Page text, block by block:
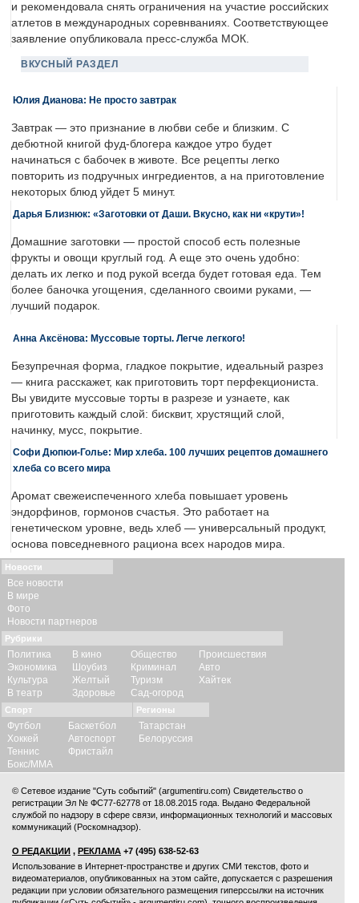
и рекомендовала снять ограничения на участие российских
атлетов в международных соревнваниях. Соответствующее
заявление опубликовала пресс-служба МОК.
ВКУСНЫЙ РАЗДЕЛ
Юлия Дианова: Не просто завтрак
Завтрак — это признание в любви себе и близким. С
дебютной книгой фуд-блогера каждое утро будет
начинаться с бабочек в животе. Все рецепты легко
повторить из подручных ингредиентов, а на приготовление
некоторых блюд уйдет 5 минут.
Дарья Близнюк: «Заготовки от Даши. Вкусно, как ни «крути»!
Домашние заготовки — простой способ есть полезные
фрукты и овощи круглый год. А еще это очень удобно:
делать их легко и под рукой всегда будет готовая еда. Тем
более баночка угощения, сделанного своими руками, —
лучший подарок.
Анна Аксёнова: Муссовые торты. Легче легкого!
Безупречная форма, гладкое покрытие, идеальный разрез
— книга расскажет, как приготовить торт перфекциониста.
Вы увидите муссовые торты в разрезе и узнаете, как
приготовить каждый слой: бисквит, хрустящий слой,
начинку, мусс, покрытие.
Софи Дюпюи-Голье: Мир хлеба. 100 лучших рецептов домашнего
хлеба со всего мира
Аромат свежеиспеченного хлеба повышает уровень
эндорфинов, гормонов счастья. Это работает на
генетическом уровне, ведь хлеб — универсальный продукт,
основа повседневного рациона всех народов мира.
Новости
Все новости
В мире
Фото
Новости партнеров
Рубрики
Политика
Экономика
Культура
В театр
В кино
Шоубиз
Желтый
Здоровье
Общество
Криминал
Туризм
Сад-огород
Происшествия
Авто
Хайтек
Спорт
Футбол
Хоккей
Теннис
Бокс/ММА
Баскетбол
Автоспорт
Фристайл
Регионы
Татарстан
Белоруссия
© Сетевое издание "Суть событий" (argumentiru.com) Свидетельство о
регистрации Эл № ФС77-62778 от 18.08.2015 года. Выдано Федеральной
службой по надзору в сфере связи, информационных технологий и массовых
коммуникаций (Роскомнадзор).
О РЕДАКЦИИ , РЕКЛАМА +7 (495) 638-52-63
Использование в Интернет-пространстве и других СМИ текстов, фото и
видеоматериалов, опубликованных на этом сайте, допускается с разрешения
редакции при условии обязательного размещения гиперссылки на источник